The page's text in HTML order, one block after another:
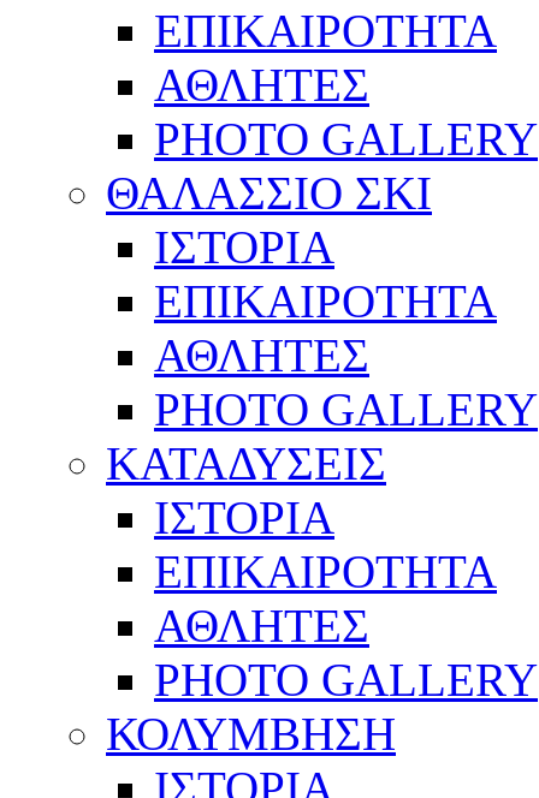
ΕΠΙΚΑΙΡΟΤΗΤΑ
ΑΘΛΗΤΕΣ
PHOTO GALLERY
ΘΑΛΑΣΣΙΟ ΣΚΙ
ΙΣΤΟΡΙΑ
ΕΠΙΚΑΙΡΟΤΗΤΑ
ΑΘΛΗΤΕΣ
PHOTO GALLERY
ΚΑΤΑΔΥΣΕΙΣ
ΙΣΤΟΡΙΑ
ΕΠΙΚΑΙΡΟΤΗΤΑ
ΑΘΛΗΤΕΣ
PHOTO GALLERY
ΚΟΛΥΜΒΗΣΗ